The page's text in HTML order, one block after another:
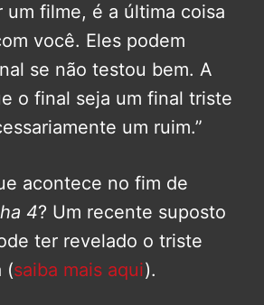
um filme, é a última coisa
você. Eles podem
se não testou bem. A
o final seja um final triste
um ruim.”
acontece no fim de
4? Um recente suposto
ter revelado o triste
(saiba mais aqui).